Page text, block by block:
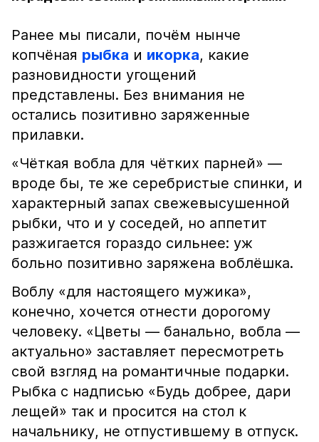
Ранее мы писали, почём нынче
копчёная рыбка и икорка, какие
разновидности угощений
представлены. Без внимания не
остались позитивно заряженные
прилавки.
«Чёткая вобла для чётких парней» —
вроде бы, те же серебристые спинки, и
характерный запах свежевысушенной
рыбки, что и у соседей, но аппетит
разжигается гораздо сильнее: уж
больно позитивно заряжена воблёшка.
Воблу «для настоящего мужика»,
конечно, хочется отнести дорогому
человеку. «Цветы — банально, вобла —
актуально» заставляет пересмотреть
свой взгляд на романтичные подарки.
Рыбка с надписью «Будь добрее, дари
лещей» так и просится на стол к
начальнику, не отпустившему в отпуск.